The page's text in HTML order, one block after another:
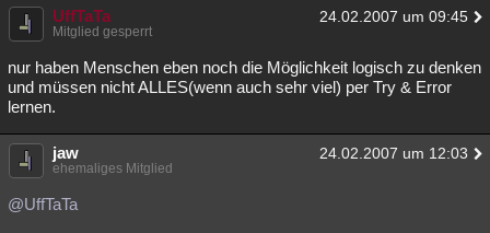
UffTaTa 24.02.2007 um 09:45
Mitglied gesperrt
nur haben Menschen eben noch die Möglichkeit logisch zu denken
und müssen nicht ALLES(wenn auch sehr viel) per Try & Error
lernen.
jaw 24.02.2007 um 12:03
ehemaliges Mitglied
@UffTaTa